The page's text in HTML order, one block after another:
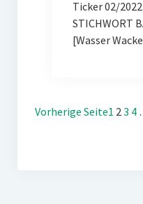
Ticker 02/
STICHWORT
[Wasser
Vorherige Seite1 23 4